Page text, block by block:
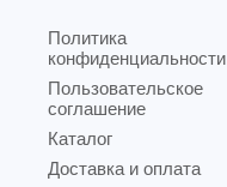
Политика
конфиденциальности
Пользовательское
соглашение
Каталог
Доставка и оплата